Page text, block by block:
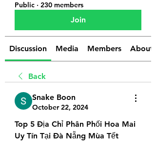
Public · 230 members
Join
Discussion Media Members About
Back
Snake Boon
October 22, 2024
Top 5 Địa Chỉ Phân Phối Hoa Mai
Uy Tín Tại Đà Nẵng Mùa Tết